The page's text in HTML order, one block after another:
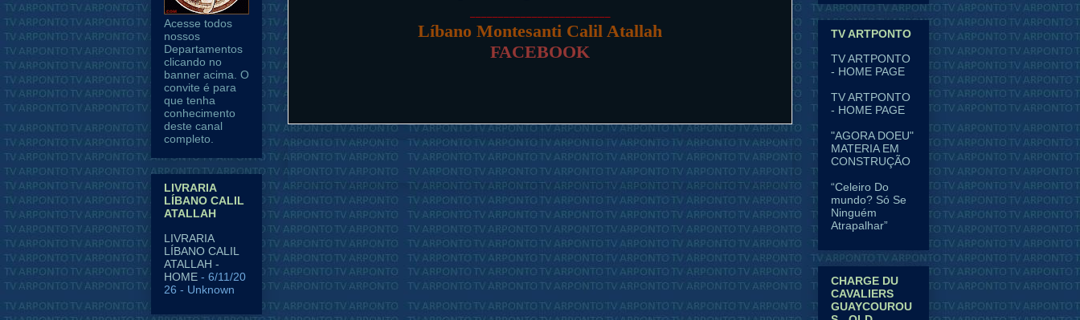
Líbano Montesanti Calil Atallah
FACEBOOK
Postagem mais recente Postagem mais antiga
Página inicial
Acesse todos
nossos
Departamentos
clicando no
banner acima. O
convite é para
que tenha
conhecimento
deste canal
completo.
LIVRARIA
LÍBANO CALIL
ATALLAH
LIVRARIA
LÍBANO CALIL
ATALLAH -
HOME - 6/11/20
26 - Unknown
TV ARTPONTO
TV ARTPONTO
- HOME PAGE
TV ARTPONTO
- HOME PAGE
"AGORA DOEU"
MATERIA EM
CONSTRUÇÃO
“Celeiro Do
mundo? Só Se
Ninguém
Atrapalhar”
CHARGE DU
CAVALIERS
GUAYCOUROU